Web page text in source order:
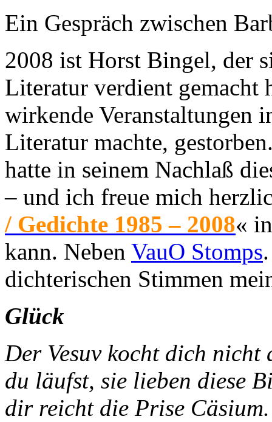
Ein Gespräch zwischen
2008 ist Horst Bingel, der
Literatur verdient gemacht
wirkende Veranstaltungen
Literatur machte,
hatte in seinem Nachlaß
– und ich freue mich
/ Gedichte 1985 – 2008«
kann. Neben VauO Stomps
dichterischen Stimmen
Glück
Der Vesuv kocht
du läufst, sie lieben diese
dir reicht die Prise Cäsium.